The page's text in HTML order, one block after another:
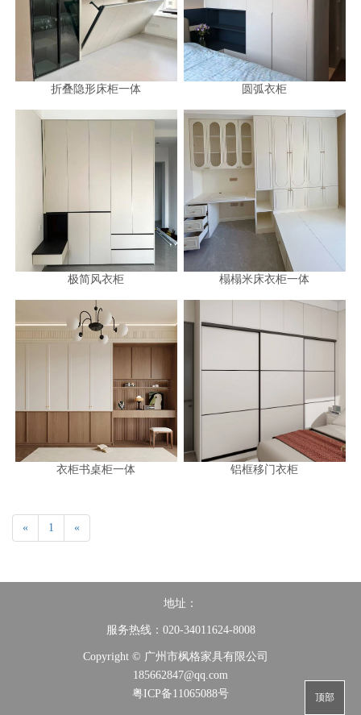
折叠隐形床柜一体 圆弧衣柜
极简风衣柜 榻榻米床衣柜一体
衣柜书桌柜一体 铝框移门衣柜
« 1 «
地址：
服务热线：020-34011624-8008
Copyright © 广州市枫格家具有限公司
185662847@qq.com
粤ICP备11065088号
顶部